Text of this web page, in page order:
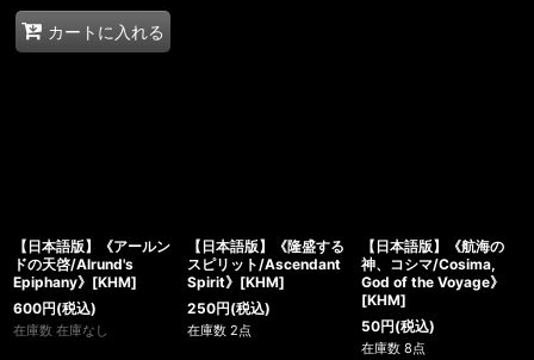
カートに入れる
【日本語版】《アールン
ドの天啓/Alrund's
Epiphany》[KHM]
600円(税込)
在庫数 在庫なし
【日本語版】《隆盛する
スピリット/Ascendant
Spirit》[KHM]
250円(税込)
在庫数 2点
【日本語版】《航海の
神、コシマ/Cosima,
God of the Voyage》
[KHM]
50円(税込)
在庫数 8点